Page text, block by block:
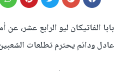
الفاتيكان ليو الرابع عشر،
ودائم يحترم تطلعات